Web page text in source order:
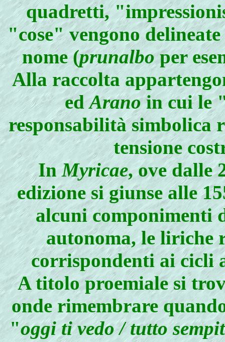
quadretti,
"cose" vengono
nome (prunalboper
Alla raccolta
edAranoin cui le
responsabilità simbolica
tensione
InMyricae, ove dalle
edizione si giunse alle
alcuni componimenti
autonoma, le liriche
corrispondenti ai cicli
A titolo proemiale si
onde rimembrare
"oggi ti vedo / tutto